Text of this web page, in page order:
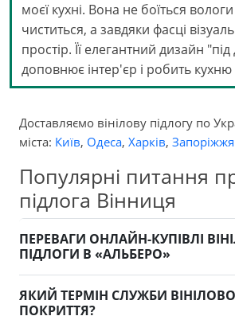
моєї кухні. Вона не боїться
чиститься, а завдяки фасці
простір. Її елегантний дизайн
доповнює інтер'єр і робить
Доставляємо вінілову підлогу по
міста: Київ, Одеса, Харків, Запоріжжя
Популярні питання
підлога Вінниця
ПЕРЕВАГИ ОНЛАЙН-КУПІВЛІ
ПІДЛОГИ В «АЛЬБЕРО»
ЯКИЙ ТЕРМІН СЛУЖБИ
ПОКРИТТЯ?